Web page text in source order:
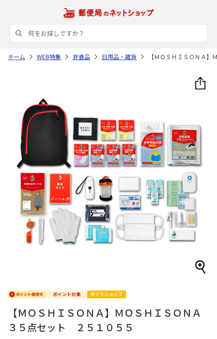
ホーム WEB特集 非食品 日用品・雑貨 【ＭＯＳＨＩＳＯＮＡ
【ＭＯＳＨＩＳＯＮＡ】ＭＯＳＨＩＳＯＮＡ
３５点セット ２５１０５５